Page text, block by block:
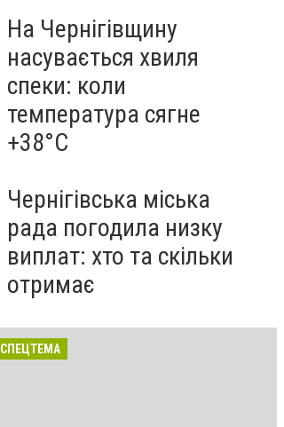
На Чернігівщину
насувається хвиля
спеки: коли
температура сягне
+38°C
Чернігівська міська
рада погодила низку
виплат: хто та скільки
отримає
СПЕЦТЕМА